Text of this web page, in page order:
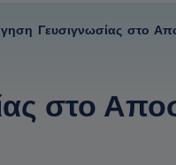
Γευσιγνωσίας στο
στο